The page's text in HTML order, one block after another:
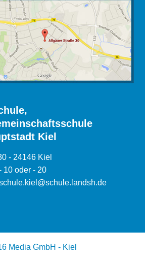
Kiel
- 24146 Kiel
10 oder - 20
Media GmbH - Kiel